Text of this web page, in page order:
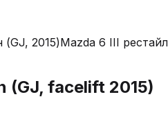
(GJ, 2015)Mazda 6 III
(GJ, facelift 2015)